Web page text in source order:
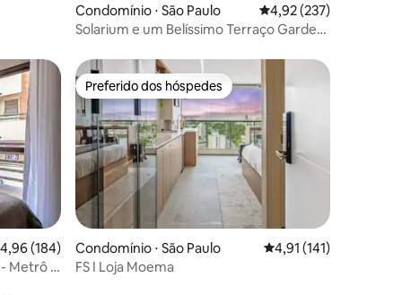
Condomínio ⋅ São Paulo 4,92 de uma avaliação
4,92 (237)
Solarium e um Belíssimo Terraço Garden
de uma avaliação média de 5, 184 avaliações
4,96 (184)
Preferido dos hóspedes
Preferido dos hóspedes
Condomínio ⋅ São Paulo 4,91 de uma avaliação
4,91 (141)
FS I Loja Moema